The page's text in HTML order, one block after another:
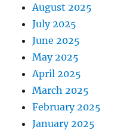
August 2025
July 2025
June 2025
May 2025
April 2025
March 2025
February 2025
January 2025